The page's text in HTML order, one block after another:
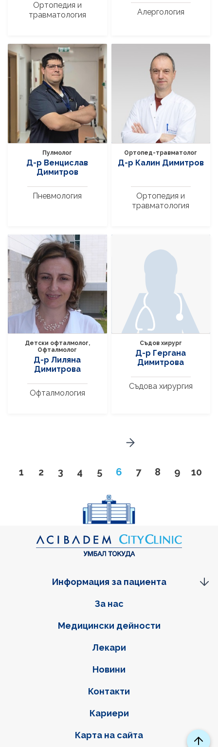
Ортопедия и
травматология
Алергология
Пулмолог
Д-р Венцислав
Димитров
Пневмология
Ортопед-травматолог
Д-р Калин Димитров
Ортопедия и
травматология
Детски офталмолог,
Офталмолог
Д-р Лиляна
Димитрова
Офталмология
Съдов хирург
Д-р Гергана
Димитрова
Съдова хирургия
Go to page
1 Go to page
2 Go to page
3 Go to page
4 Go to page
5 Page
6 Go to page
7 Go to page
8 Go to
9 Go
10
Go to next page
Фуутер навигация
За нас
Медицински дейности
Лекари
Новини
Контакти
Кариери
Карта на сайта
Информация за пациента